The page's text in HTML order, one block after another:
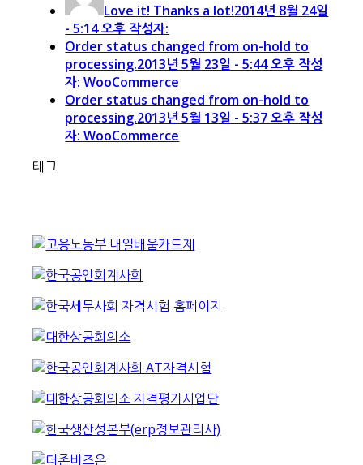
Love it! Thanks a lot!2014년 8월 24일
- 5:14 오후 작성자:
Order status changed from on-hold to
processing.2013년 5월 23일 - 5:44 오후 작성
자: WooCommerce
Order status changed from on-hold to
processing.2013년 5월 13일 - 5:37 오후 작성
자: WooCommerce
태그